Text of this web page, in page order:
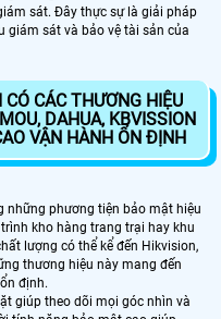
sát. Đây thực sự là giải pháp
giám sát và bảo vệ tài sản của
CÁC THƯƠNG HIỆU
DAHUA, KBVISSION
VẬN HÀNH ỔN ĐỊNH
những phương tiện bảo mật hiệu
kho hàng trang trại hay khu
lượng có thể kể đến Hikvision,
thương hiệu này mang đến
định.
giúp theo dõi mọi góc nhìn và